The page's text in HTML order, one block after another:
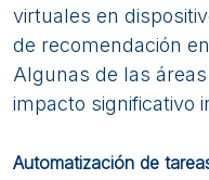
virtuales en
de recomendación
Algunas de las
impacto significativo
Automatización de